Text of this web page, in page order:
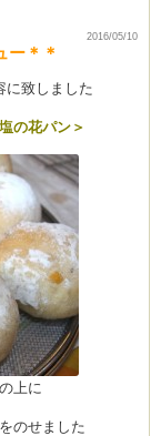
2016/05/10
ー＊＊
に致しました
の花パン＞
上に
のせました